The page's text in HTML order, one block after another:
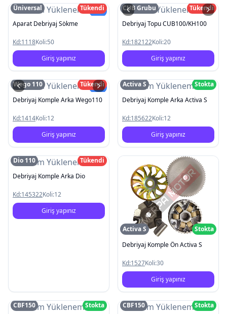
Resim YüklenemediYeni
Üniversal
Tükendi
Aparat Debriyaj Sökme
Kd:1118Koli:50
Giriş yapınız
Resim Yüklenemedi
CUB Grubu
Tükendi
Debriyaj Topu CUB100/KH100
Kd:182122Koli:20
Giriş yapınız
Resim YüklenemediYeni
Wego 110
Tükendi
Debriyaj Komple Arka Wego110
Kd:1414Koli:12
Giriş yapınız
Resim Yüklenemedi
Activa S
Stokta
Debriyaj Komple Arka Activa S
Kd:185622Koli:12
Giriş yapınız
Resim Yüklenemedi
Dio 110
Tükendi
Debriyaj Komple Arka Dio
Kd:145322Koli:12
Giriş yapınız
Activa S
Stokta
Debriyaj Komple Ön Activa S
Kd:1527Koli:30
Giriş yapınız
Resim Yüklenemedi
CBF150
Stokta
Resim Yüklenemedi
CBF150
Stokta